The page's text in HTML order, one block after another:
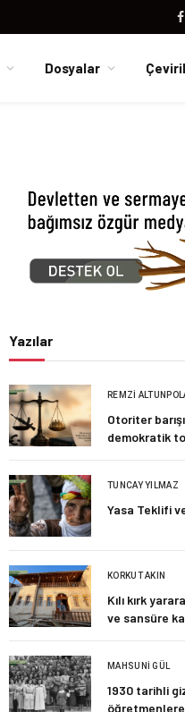
Dosyalar
Yazılar
REMZI
Otoriter
demokratik
TUNCAY YILMAZ
Yasa Teklifi
KORKUT AKIN
Kılı kırk
ve sansüre
MAHSUNI GÜL
1930 tarihli
öğretmenlere